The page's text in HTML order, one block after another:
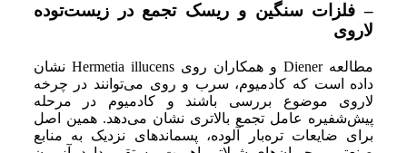
– فلزات سنگین و ریسک تجمع در زیست‌توده
لاروی
مطالعه Diener و همکاران روی Hermetia illucens نشان
داده است که کادمیوم، سرب و روی می‌توانند در چرخه
لاروی موضوع بررسی باشند و کادمیوم در مرحله
پیش‌شفیره عامل تجمع بالاتری نشان می‌دهد. همین اصل
برای ضایعات تره‌بار آلوده، پسماندهای نزدیک به منابع